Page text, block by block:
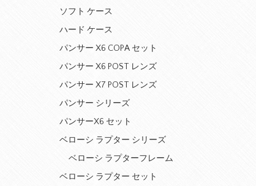
ソフト ケース
ハード ケース
パンサー X6 COPA セット
パンサー X6 POST レンズ
パンサー X7 POST レンズ
パンサー シリーズ
パンサーX6 セット
ベローシ ラプター シリーズ
ベローシ ラプターフレーム
ベローシ ラプター セット